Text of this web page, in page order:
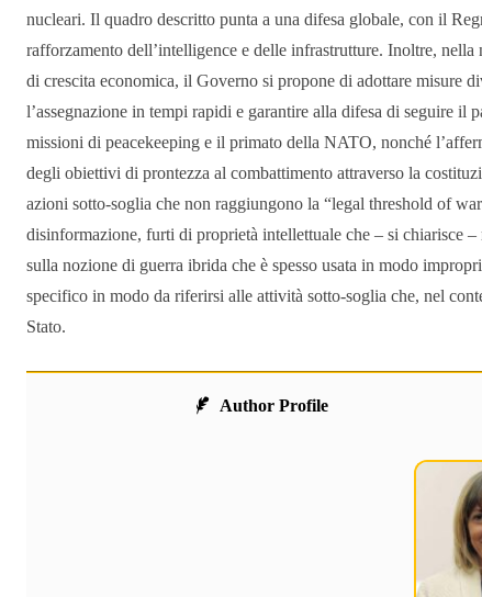
nucleari. Il quadro descritto punta a una difesa globale, con il
rafforzamento dell’intelligence e delle infrastrutture. Inoltre,
di crescita economica, il Governo si propone di adottare misure
l’assegnazione in tempi rapidi e garantire alla difesa di seguire il
missioni di peacekeeping e il primato della NATO, nonché
degli obiettivi di prontezza al combattimento attraverso la
azioni sotto-soglia che non raggiungono la “legal threshold of
disinformazione, furti di proprietà intellettuale che – si chiarisce
sulla nozione di guerra ibrida che è spesso usata in modo
specifico in modo da riferirsi alle attività sotto-soglia che, nel
Stato.
Author Profile